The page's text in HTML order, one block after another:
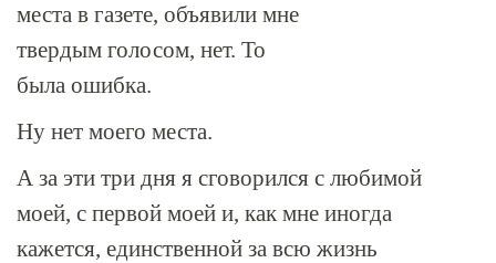
места в газете, объявили мне
твердым голосом, нет. То
была ошибка.
Ну нет моего места.
А за эти три дня я сговорился с любимой
моей, с первой моей и, как мне иногда
кажется, единственной за всю жизнь